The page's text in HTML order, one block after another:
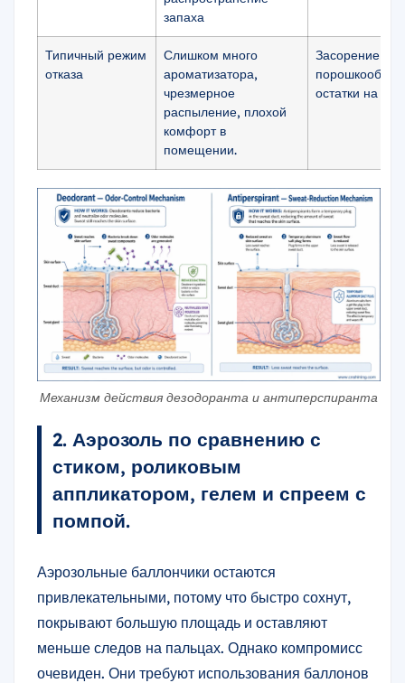
запаха
Типичный режим
отказа
Слишком много
ароматизатора,
чрезмерное
распыление, плохой
комфорт в
помещении.
Засорение
остатки на
Механизм действия дезодоранта и антиперспиранта
2. Аэрозоль по сравнению с
стиком, роликовым
аппликатором, гелем и спреем с
помпой.
Аэрозольные баллончики остаются
привлекательными, потому что быстро сохнут,
покрывают большую площадь и оставляют
меньше следов на пальцах. Однако компромисс
очевиден. Они требуют использования баллонов